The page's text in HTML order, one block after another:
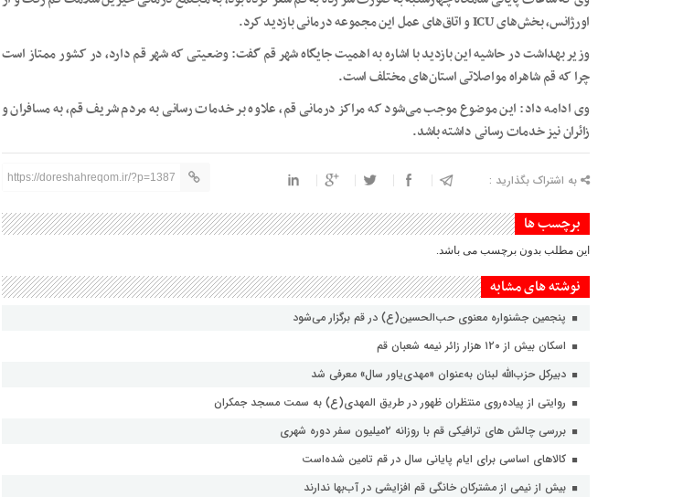
اورژانس، بخش‌های ICU و اتاق‌های عمل این مجموعه درمانی بازدید کرد.
وزیر بهداشت در حاشیه این بازدید با اشاره به اهمیت جایگاه شهر قم گفت: وضعیتی که شهر قم دارد، در کشور ممتاز است
چرا که قم شاهراه مواصلاتی استان‌های مختلف است.
وی ادامه داد: این موضوع موجب می‌شود که مراکز درمانی قم، علاوه بر خدمات رسانی به مردم شریف قم، به مسافران و
زائران نیز خدمات رسانی داشته باشد.
به اشتراک بگذارید : https://doreshahreqom.ir/?p=1387
برچسب ها
این مطلب بدون برچسب می باشد.
نوشته های مشابه
پنجمین جشنواره معنوی حب‌الحسین(ع) در قم برگزار می‌شود
اسکان بیش از ۱۲۰ هزار زائر نیمه شعبان قم
دبیرکل حزب‌الله لبنان به‌عنوان «مهدی‌یاور سال» معرفی شد
روایتی از پیاده‌روی منتظران ظهور در طریق المهدی(ع) به سمت مسجد جمکران
بررسی چالش های ترافیکی قم با روزانه ۲میلیون سفر دوره شهری
کالاهای اساسی برای ایام پایانی سال در قم تامین شده‌است
بیش از نیمی از مشترکان خانگی قم افزایشی در آب‌بها ندارند